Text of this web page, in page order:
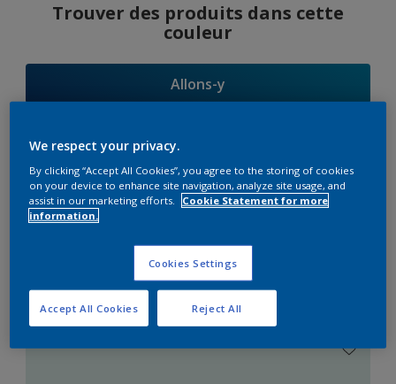
Trouver des produits dans cette
couleur
Allons-y
Suggestions
d'Harmonies
Le Blanc Parfait
We respect your privacy.
By clicking “Accept All Cookies”, you agree to the storing of cookies
on your device to enhance site navigation, analyze site usage, and
assist in our marketing efforts.
Cookie Statement for more
information.
Cookies Settings
Reject All
Accept All Cookies